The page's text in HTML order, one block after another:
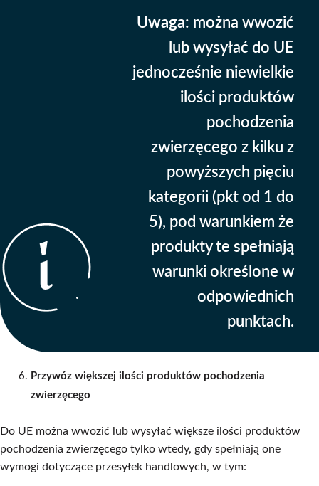
Uwaga: można wwozić
lub wysyłać do UE
jednocześnie niewielkie
ilości produktów
pochodzenia
zwierzęcego z kilku z
powyższych pięciu
kategorii (pkt od 1 do
5), pod warunkiem że
produkty te spełniają
warunki określone w
odpowiednich
punktach.
Przywóz większej ilości produktów pochodzenia
zwierzęcego
Do UE można wwozić lub wysyłać większe ilości produktów
pochodzenia zwierzęcego tylko wtedy, gdy spełniają one
wymogi dotyczące przesyłek handlowych, w tym: